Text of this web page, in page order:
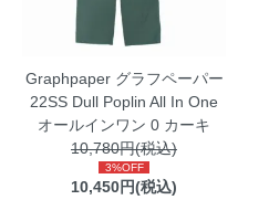
Graphpaper グラフペーパー
22SS Dull Poplin All In One
オールインワン 0 カーキ
10,780円(税込)
3%OFF
10,450円(税込)